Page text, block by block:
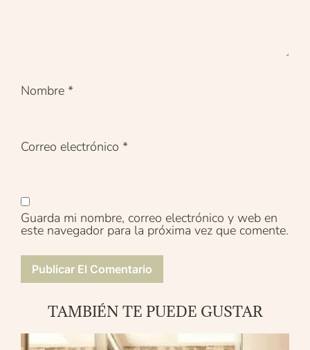
Nombre *
Correo electrónico *
Guarda mi nombre, correo electrónico y web en
este navegador para la próxima vez que comente.
TAMBIÉN TE PUEDE GUSTAR